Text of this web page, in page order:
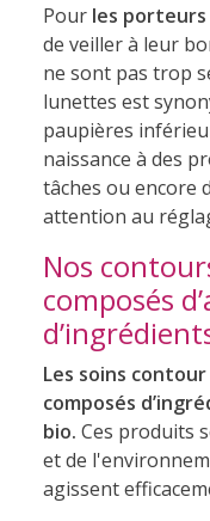
Pour les
de veiller à leur
ne sont pas trop
lunettes est
paupières
naissance à des
tâches ou encore
attention au
Nos
composés
Les soins
composés
bio. Ces produits
et de
agissent